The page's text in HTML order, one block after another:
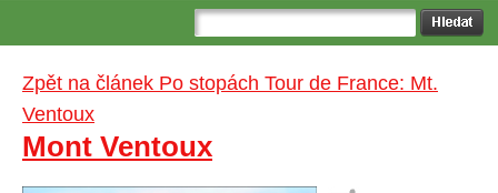
Zpět na článek Po stopách Tour de France: Mt.
Ventoux
Mont Ventoux